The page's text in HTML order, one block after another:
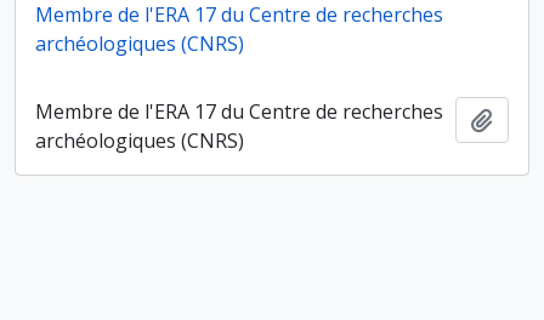
Membre de l'ERA 17 du Centre de recherches
archéologiques (CNRS)
Membre de l'ERA 17 du Centre de recherches
archéologiques (CNRS)